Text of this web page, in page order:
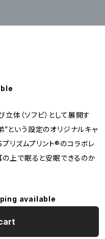
（ソフビ）として展開す
という設定のオリジナルキャ
リズムプリント®のコラボレ
の上で眠ると安眠できるのか
available